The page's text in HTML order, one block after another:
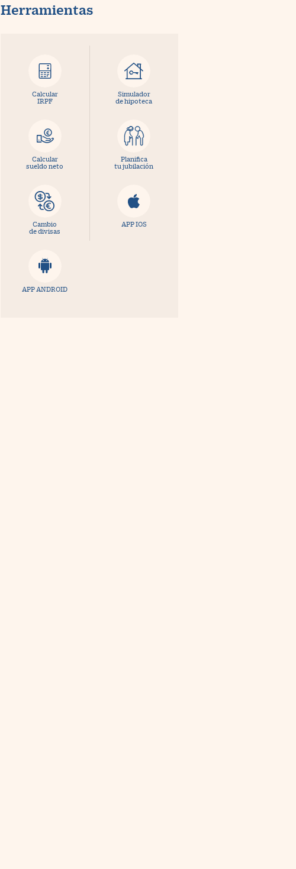
Herramientas
Calcular
IRPF
Simulador
de hipoteca
Calcular
sueldo neto
Planifica
tu jubilación
Cambio
de divisas
APP IOS
APP ANDROID